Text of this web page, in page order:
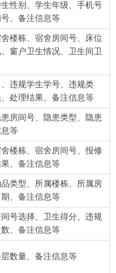
性别、学生年级、手机号
、备注信息等
楼栋、宿舍房间号、床位
窗户卫生情况、卫生间卫
违规学生学号、违规类
处理结果、备注信息等
房间号、隐患类型、隐患
等
楼栋、宿舍房间号、报修
、备注信息等
类型、所属楼栋、所属房
、备注信息等
号选择、卫生得分、违规
、备注信息等
数量、备注信息等